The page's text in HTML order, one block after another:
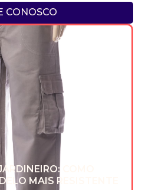
CONOSCO
COMO
MAIS RESISTENTE